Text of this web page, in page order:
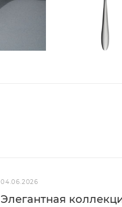
04.06.2026
Элегантная